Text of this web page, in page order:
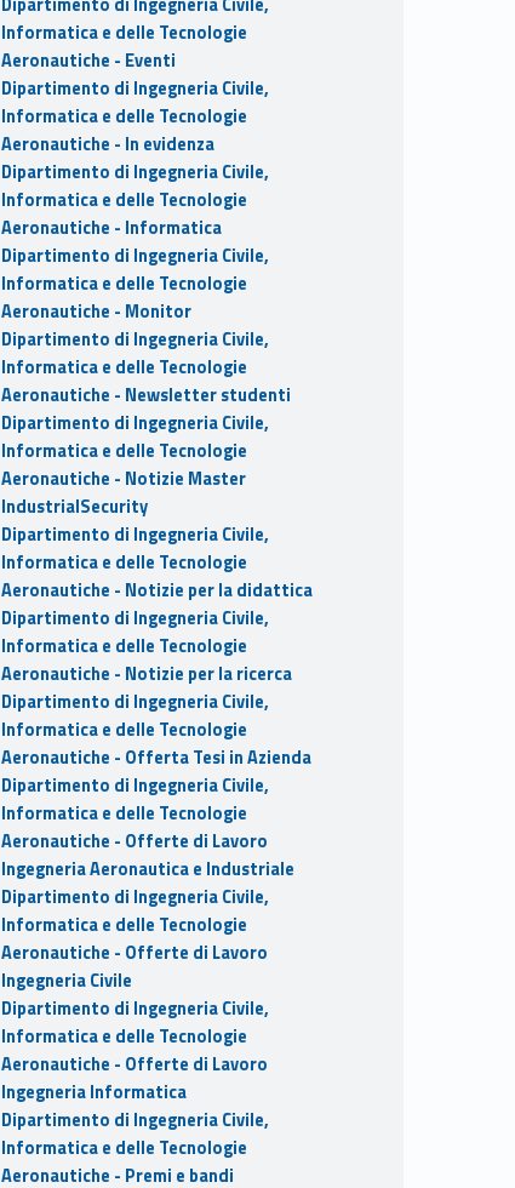
Informatica e delle Tecnologie
Aeronautiche - Eventi
Dipartimento di Ingegneria Civile,
Informatica e delle Tecnologie
Aeronautiche - In evidenza
Dipartimento di Ingegneria Civile,
Informatica e delle Tecnologie
Aeronautiche - Informatica
Dipartimento di Ingegneria Civile,
Informatica e delle Tecnologie
Aeronautiche - Monitor
Dipartimento di Ingegneria Civile,
Informatica e delle Tecnologie
Aeronautiche - Newsletter studenti
Dipartimento di Ingegneria Civile,
Informatica e delle Tecnologie
Aeronautiche - Notizie Master
IndustrialSecurity
Dipartimento di Ingegneria Civile,
Informatica e delle Tecnologie
Aeronautiche - Notizie per la didattica
Dipartimento di Ingegneria Civile,
Informatica e delle Tecnologie
Aeronautiche - Notizie per la ricerca
Dipartimento di Ingegneria Civile,
Informatica e delle Tecnologie
Aeronautiche - Offerta Tesi in Azienda
Dipartimento di Ingegneria Civile,
Informatica e delle Tecnologie
Aeronautiche - Offerte di Lavoro
Ingegneria Aeronautica e Industriale
Dipartimento di Ingegneria Civile,
Informatica e delle Tecnologie
Aeronautiche - Offerte di Lavoro
Ingegneria Civile
Dipartimento di Ingegneria Civile,
Informatica e delle Tecnologie
Aeronautiche - Offerte di Lavoro
Ingegneria Informatica
Dipartimento di Ingegneria Civile,
Informatica e delle Tecnologie
Aeronautiche - Premi e bandi